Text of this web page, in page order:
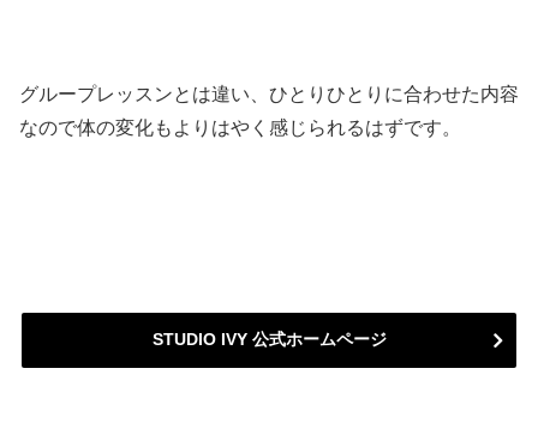
グループレッスンとは違い、ひとりひとりに合わせた内容
なので体の変化もよりはやく感じられるはずです。
STUDIO IVY 公式ホームページ